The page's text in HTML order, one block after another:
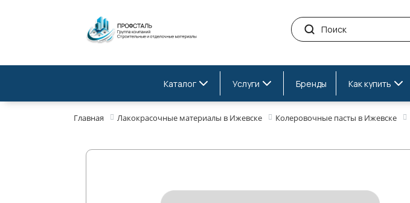
Каталог Услуги Бренды Как купить
Главная Лакокрасочные материалы в Ижевске Колеровочные пасты в Ижевске